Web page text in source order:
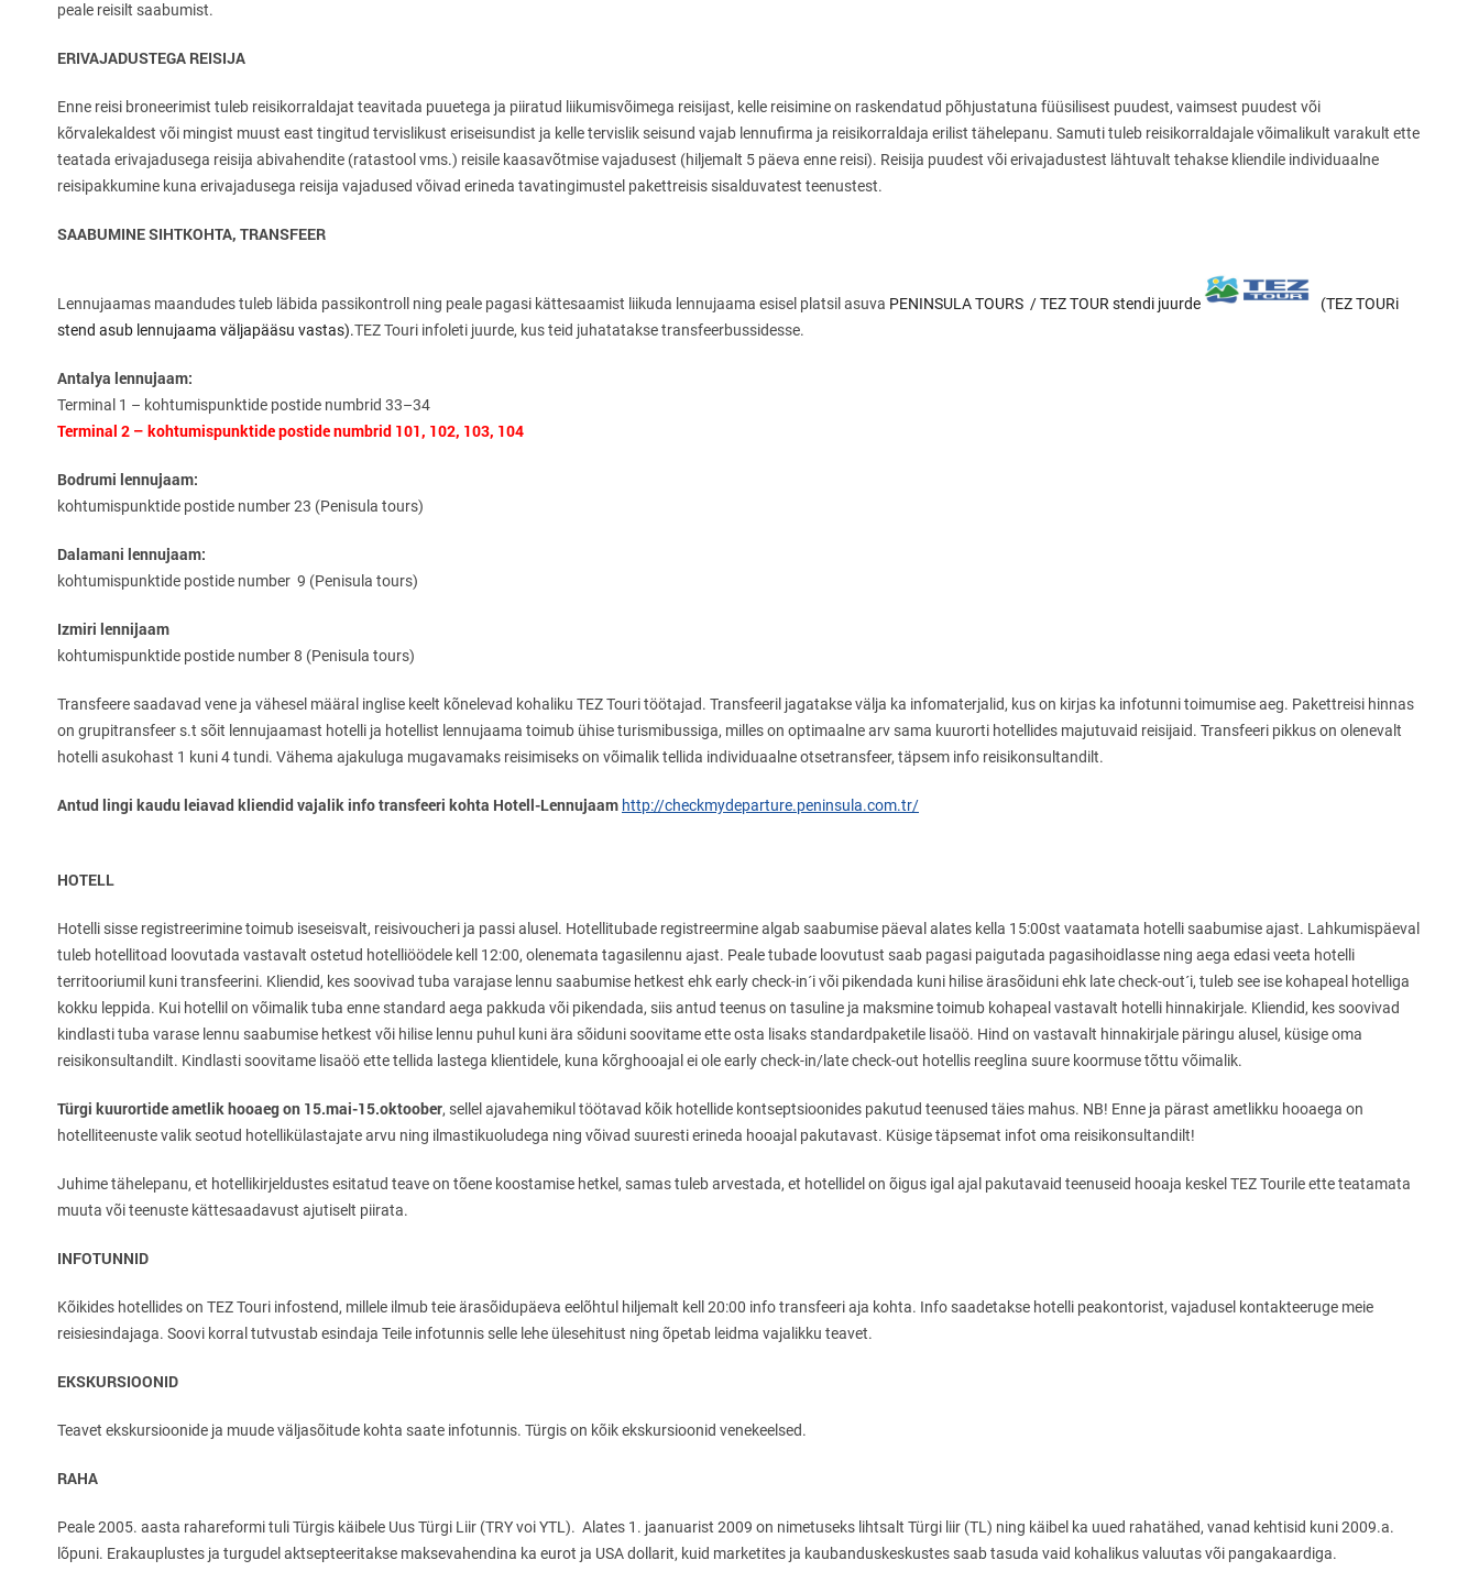
peale reisilt saabumist.
ERIVAJADUSTEGA REISIJA
Enne reisi broneerimist tuleb reisikorraldajat teavitada puuetega ja piiratud liikumisvõimega reisijast, kelle reisimine on raskendatud põhjustatuna füüsilisest puudest, vaimsest puudest või
kõrvalekaldest või mingist muust east tingitud tervislikust eriseisundist ja kelle tervislik seisund vajab lennufirma ja reisikorraldaja erilist tähelepanu. Samuti tuleb reisikorraldajale võimalikult varakult ette
teatada erivajadusega reisija abivahendite (ratastool vms.) reisile kaasavõtmise vajadusest (hiljemalt 5 päeva enne reisi). Reisija puudest või erivajadustest lähtuvalt tehakse kliendile individuaalne
reisipakkumine kuna erivajadusega reisija vajadused võivad erineda tavatingimustel pakettreisis sisalduvatest teenustest.
SAABUMINE SIHTKOHTA, TRANSFEER
Lennujaamas maandudes tuleb läbida passikontroll ning peale pagasi kättesaamist liikuda lennujaama esisel platsil asuva PENINSULA TOURS / TEZ TOUR stendi juurde
(TEZ TOURi
stend asub lennujaama väljapääsu vastas).TEZ Touri infoleti juurde, kus teid juhatatakse transfeerbussidesse.
Antalya lennujaam:
Terminal 1 – kohtumispunktide postide numbrid 33–34
Terminal 2 – kohtumispunktide postide numbrid 101, 102, 103, 104
Bodrumi lennujaam:
kohtumispunktide postide number 23 (Penisula tours)
Dalamani lennujaam:
kohtumispunktide postide number 9 (Penisula tours)
Izmiri lennijaam
kohtumispunktide postide number 8 (Penisula tours)
Transfeere saadavad vene ja vähesel määral inglise keelt kõnelevad kohaliku TEZ Touri töötajad. Transfeeril jagatakse välja ka infomaterjalid, kus on kirjas ka infotunni toimumise aeg. Pakettreisi hinnas
on grupitransfeer s.t sõit lennujaamast hotelli ja hotellist lennujaama toimub ühise turismibussiga, milles on optimaalne arv sama kuurorti hotellides majutuvaid reisijaid. Transfeeri pikkus on olenevalt
hotelli asukohast 1 kuni 4 tundi. Vähema ajakuluga mugavamaks reisimiseks on võimalik tellida individuaalne otsetransfeer, täpsem info reisikonsultandilt.
Antud lingi kaudu leiavad kliendid vajalik info transfeeri kohta Hotell-Lennujaam http://checkmydeparture.peninsula.com.tr/
HOTELL
Hotelli sisse registreerimine toimub iseseisvalt, reisivoucheri ja passi alusel. Hotellitubade registreermine algab saabumise päeval alates kella 15:00st vaatamata hotelli saabumise ajast. Lahkumispäeval
tuleb hotellitoad loovutada vastavalt ostetud hotelliöödele kell 12:00, olenemata tagasilennu ajast. Peale tubade loovutust saab pagasi paigutada pagasihoidlasse ning aega edasi veeta hotelli
territooriumil kuni transfeerini. Kliendid, kes soovivad tuba varajase lennu saabumise hetkest ehk early check-in´i või pikendada kuni hilise ärasõiduni ehk late check-out´i, tuleb see ise kohapeal hotelliga
kokku leppida. Kui hotellil on võimalik tuba enne standard aega pakkuda või pikendada, siis antud teenus on tasuline ja maksmine toimub kohapeal vastavalt hotelli hinnakirjale. Kliendid, kes soovivad
kindlasti tuba varase lennu saabumise hetkest või hilise lennu puhul kuni ära sõiduni soovitame ette osta lisaks standardpaketile lisaöö. Hind on vastavalt hinnakirjale päringu alusel, küsige oma
reisikonsultandilt. Kindlasti soovitame lisaöö ette tellida lastega klientidele, kuna kõrghooajal ei ole early check-in/late check-out hotellis reeglina suure koormuse tõttu võimalik.
Türgi kuurortideametlik hooaegon 15.mai-15.oktoober, sellel ajavahemikul töötavad kõik hotellide kontseptsioonides pakutud teenused täies mahus. NB! Enne ja pärast ametlikku hooaega on
hotelliteenuste valik seotud hotellikülastajate arvu ning ilmastikuoludega ning võivad suuresti erineda hooajal pakutavast. Küsige täpsemat infot oma reisikonsultandilt!
Juhime tähelepanu, et hotellikirjeldustes esitatud teave on tõene koostamise hetkel, samas tuleb arvestada, et hotellidel on õigus igal ajal pakutavaid teenuseid hooaja keskel TEZ Tourile ette teatamata
muuta või teenuste kättesaadavust ajutiselt piirata.
INFOTUNNID
Kõikides hotellides on TEZ Touri infostend, millele ilmub teie ärasõidupäeva eelõhtul hiljemalt kell 20:00 info transfeeri aja kohta. Info saadetakse hotelli peakontorist, vajadusel kontakteeruge meie
reisiesindajaga. Soovi korral tutvustab esindaja Teile infotunnis selle lehe ülesehitust ning õpetab leidma vajalikku teavet.
EKSKURSIOONID
Teavet ekskursioonide ja muude väljasõitude kohta saate infotunnis. Türgis on kõik ekskursioonid venekeelsed.
RAHA
Peale 2005. aasta rahareformi tuli Türgis käibele Uus Türgi Liir (TRY voi YTL). Alates 1. jaanuarist 2009 on nimetuseks lihtsalt Türgi liir (TL) ning käibel ka uued rahatähed, vanad kehtisid kuni 2009.a.
lõpuni. Erakauplustes ja turgudel aktsepteeritakse maksevahendina ka eurot ja USA dollarit, kuid marketites ja kaubanduskeskustes saab tasuda vaid kohalikus valuutas või pangakaardiga.